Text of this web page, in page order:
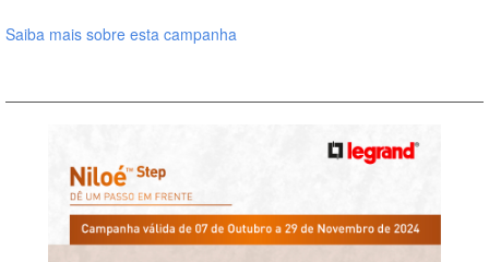
Saiba mais sobre esta campanha